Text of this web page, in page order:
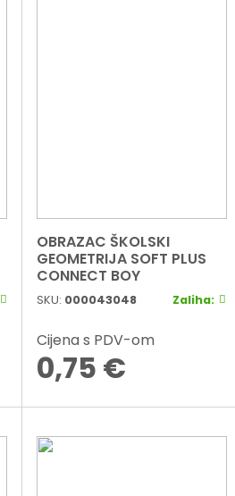
OBRAZAC ŠKOLSKI
GEOMETRIJA SOFT PLUS
CONNECT BOY
SKU: 000043048 Zaliha:
Cijena s PDV-om
0,75 €